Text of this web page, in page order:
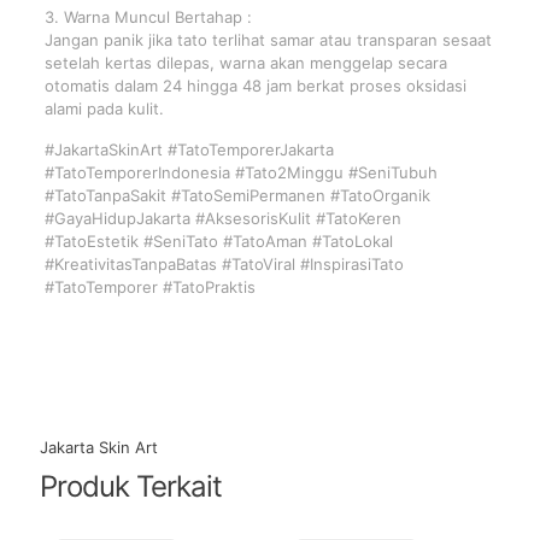
3. Warna Muncul Bertahap :
Jangan panik jika tato terlihat samar atau transparan sesaat
setelah kertas dilepas, warna akan menggelap secara
otomatis dalam 24 hingga 48 jam berkat proses oksidasi
alami pada kulit.
#JakartaSkinArt #TatoTemporerJakarta
#TatoTemporerIndonesia #Tato2Minggu #SeniTubuh
#TatoTanpaSakit #TatoSemiPermanen #TatoOrganik
#GayaHidupJakarta #AksesorisKulit #TatoKeren
#TatoEstetik #SeniTato #TatoAman #TatoLokal
#KreativitasTanpaBatas #TatoViral #InspirasiTato
#TatoTemporer #TatoPraktis
Jakarta Skin Art
Produk Terkait